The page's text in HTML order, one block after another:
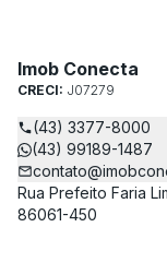
Imob Conecta
CRECI: J07279
(43) 3377-8000
(43) 99189-1487
Rua Prefeito Faria
86061-450